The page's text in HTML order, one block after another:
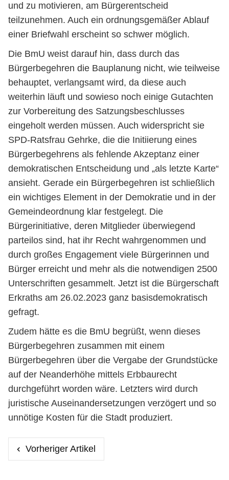
und zu motivieren, am Bürgerentscheid
teilzunehmen. Auch ein ordnungsgemäßer Ablauf
einer Briefwahl erscheint so schwer möglich.
Die BmU weist darauf hin, dass durch das
Bürgerbegehren die Bauplanung nicht, wie teilweise
behauptet, verlangsamt wird, da diese auch
weiterhin läuft und sowieso noch einige Gutachten
zur Vorbereitung des Satzungsbeschlusses
eingeholt werden müssen. Auch widerspricht sie
SPD-Ratsfrau Gehrke, die die Initiierung eines
Bürgerbegehrens als fehlende Akzeptanz einer
demokratischen Entscheidung und „als letzte Karte“
ansieht. Gerade ein Bürgerbegehren ist schließlich
ein wichtiges Element in der Demokratie und in der
Gemeindeordnung klar festgelegt. Die
Bürgerinitiative, deren Mitglieder überwiegend
parteilos sind, hat ihr Recht wahrgenommen und
durch großes Engagement viele Bürgerinnen und
Bürger erreicht und mehr als die notwendigen 2500
Unterschriften gesammelt. Jetzt ist die Bürgerschaft
Erkraths am 26.02.2023 ganz basisdemokratisch
gefragt.
Zudem hätte es die BmU begrüßt, wenn dieses
Bürgerbegehren zusammen mit einem
Bürgerbegehren über die Vergabe der Grundstücke
auf der Neanderhöhe mittels Erbbaurecht
durchgeführt worden wäre. Letzters wird durch
juristische Auseinandersetzungen verzögert und so
unnötige Kosten für die Stadt produziert.
Vorheriger Artikel